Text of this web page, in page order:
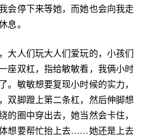
会停下来等她，而她也会向我走
息。
大人们玩大人们爱玩的，小孩们
座双杠，指给敏敏看，我俩小时
。敏敏想要复现小时候的实力，
双脚蹬上第二条杠，然后伸脚想
的圈中穿出去，她当然会卡住，
想要帮忙抬上去……她还是上去